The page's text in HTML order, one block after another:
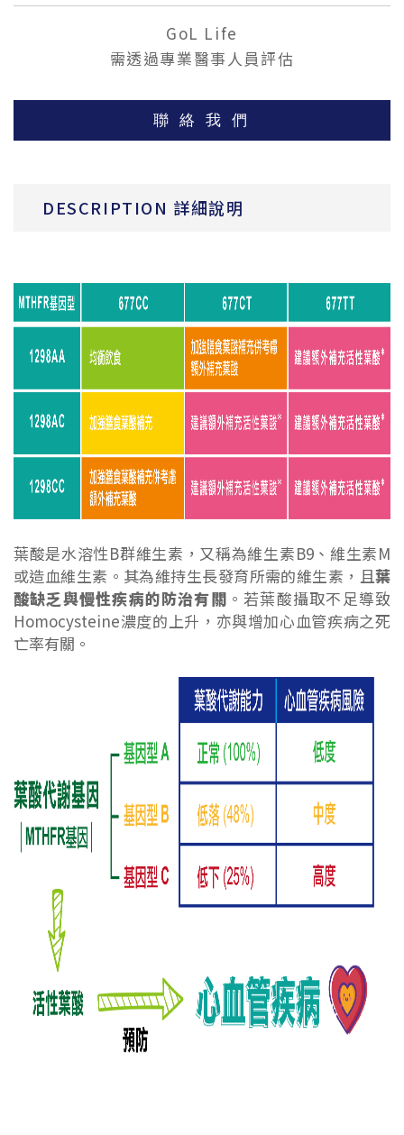
GoL Life
需透過專業醫事人員評估
聯 絡 我 們
DESCRIPTION 詳細說明
葉酸是水溶性B群維生素，又稱為維生素B9、維生素M
或造血維生素。其為維持生長發育所需的維生素，且葉
酸缺乏與慢性疾病的防治有關 。若葉酸攝取不足導致
Homocysteine濃度的上升，亦與增加心血管疾病之死
亡率有關。